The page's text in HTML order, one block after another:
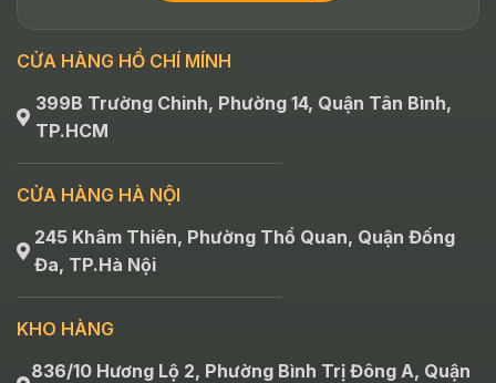
CỬA HÀNG HỒ CHÍ MÍNH
399B Trường Chinh, Phường 14, Quận Tân Bình,
TP.HCM
CỬA HÀNG HÀ NỘI
245 Khâm Thiên, Phường Thổ Quan, Quận Đống
Đa, TP.Hà Nội
KHO HÀNG
836/10 Hương Lộ 2, Phường Bình Trị Đông A, Quận